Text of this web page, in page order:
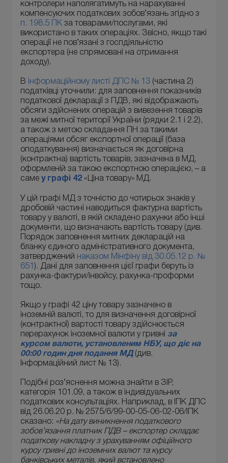
контролери наполягатимуть на нарахуванні
компенсуючих податкових зобов’язань згідно з
п. 198.5 ПК за товарами/послугами, які
використано в таких операціях. Звісно, якщо такі
операції не пов’язані з госпдіяльністю
експортера (не спрямовані на отримання
доходу).
В інформаційному листі ДПС № 13 (частина 2)
податківці уточнили: для заповнення показників
податкової декларації з ПДВ, які відображають
обсяги здійснених операцій з вивезення товарів
за межі митної території України (рядки 2.1 і 2.2),
а також з метою складання ПН за такими
операціями обсяг експортної операції (база
оподаткування) визначається як договірна
(контрактна) вартість товарів, зазначена в МД,
оформленій за такою експортною операцією, – а
саме у графі 42«Ціна товару» МД.
У цій графі МД з точністю до чотирьох знаків у
дробовій частині наводиться фактурна вартість
товару у валюті, в якій складено рахунки або інші
документи, що визначають вартість товару (див.
Порядок заповнення митних декларацій на
бланку єдиного адміністративного документа,
затверджений наказом Мінфіну від 30.05.12 р. №
651 ). Дані для заповнення цієї графи беруть із
рахунка-фактури/інвойсу, рахунка-проформи
тощо.
Якщо у графі 42 ціну товару зазначено в
іноземній валюті, то для визначення договірної
(контрактної) вартості товару здійснюється
перерахунок іноземної валюти у гривні за
курсом валюти, установленим НБУ, що діє на
00:00 годин дня подання МД(див.
Інформаційний лист № 13).
Подібні роз’яснення можна знайти в ЗІР,
категорія 101.09, а також в індивідуальних
податкових консультаціях. Наприклад, в ІПК ДПС
від 26.06.20 р. № 2575/6/99-00-05-06-02-06/ІПК
сказано: «На дату виникнення податкового
зобов’язання платник ПДВ – експортер складає
податкову накладну з урахуванням офіційного
курсу гривні до іноземних валют та курсу
банківських металів, який встановлено